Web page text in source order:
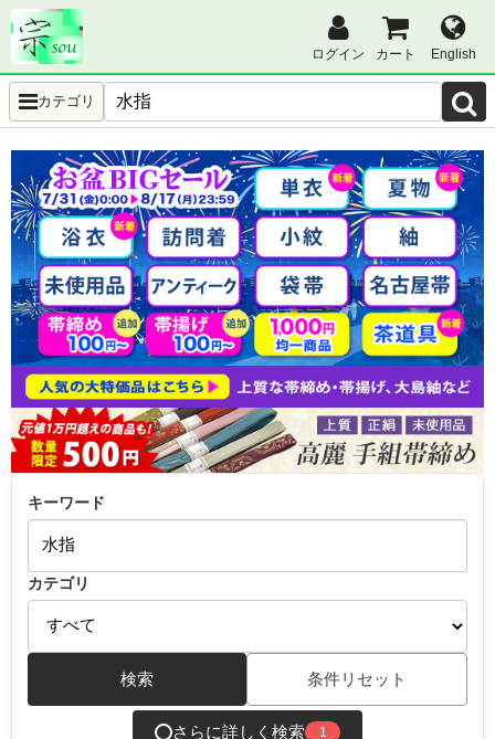
ログイン カート English
カテゴリ
キーワード
カテゴリ
検索 条件リセット
さらに詳しく検索 1